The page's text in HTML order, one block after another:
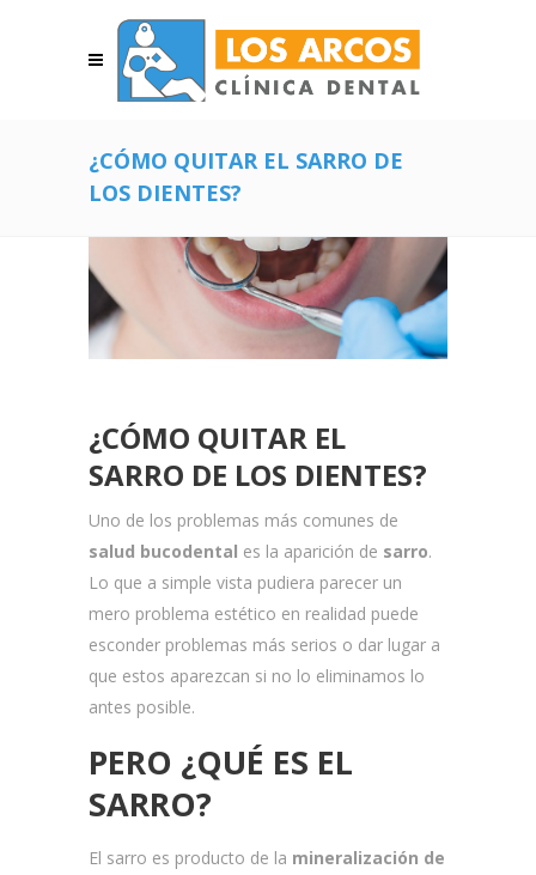
¿CÓMO QUITAR EL SARRO DE
LOS DIENTES?
¿CÓMO QUITAR EL
SARRO DE LOS DIENTES?
Uno de los problemas más comunes de
salud bucodental es la aparición de sarro.
Lo que a simple vista pudiera parecer un
mero problema estético en realidad puede
esconder problemas más serios o dar lugar a
que estos aparezcan si no lo eliminamos lo
antes posible.
PERO ¿QUÉ ES EL
SARRO?
El sarro es producto de la mineralización de